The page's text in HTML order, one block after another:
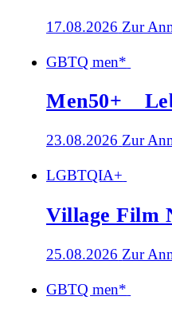
17.08.2026 Zur
GBTQ men*
Men50+ _
23.08.2026 Zur
LGBTQIA+
Village Film
25.08.2026 Zur
GBTQ men*